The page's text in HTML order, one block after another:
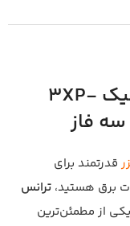
ترانس اتوماتیک سه فاز پرنیک 3XP-
قدرتمند برای
برق هستید، ترانس
یکی از مطمئن‌ترین